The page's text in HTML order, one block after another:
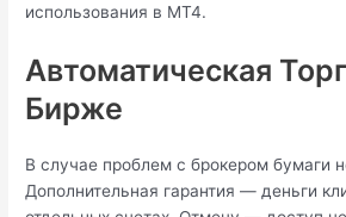
использования в МТ4.
Автоматическая
Бирже
В случае проблем с брокером бумаги
Дополнительная гарантия — деньги